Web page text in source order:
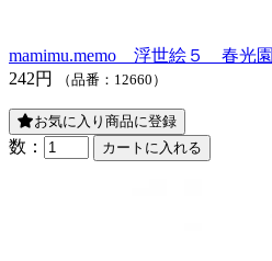
mamimu.memo 浮世絵５ 春光園
242円
（品番：12660）
お気に入り商品に登録
数：